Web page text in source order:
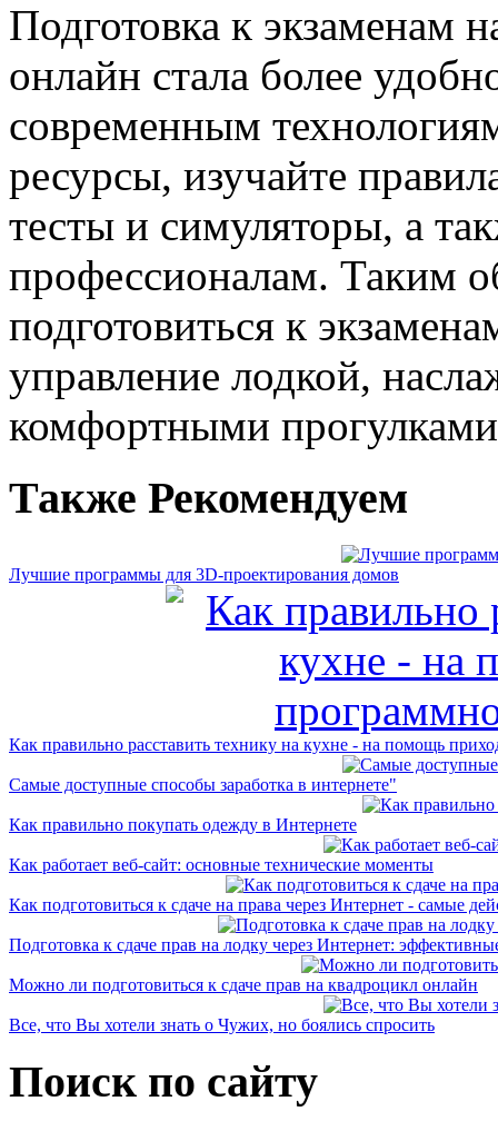
Подготовка к экзаменам
онлайн стала более
современным
ресурсы, изучайте
тесты и симуляторы, а
профессионалам. Таким
подготовиться к
управление лодкой,
комфортными
Также Рекомендуем
Лучшие программы для 3D-проектирования домов
Как правильно расставить технику на кухне - на помощь
Самые доступные способы заработка в интернете"
Как правильно покупать одежду в Интернете
Как работает веб-сайт: основные технические моменты
Как подготовиться к сдаче на права через Интернет - самые
Подготовка к сдаче прав на лодку через Интернет:
Можно ли подготовиться к сдаче прав на квадроцикл онлайн
Все, что Вы хотели знать о Чужих, но боялись спросить
Поиск по сайту